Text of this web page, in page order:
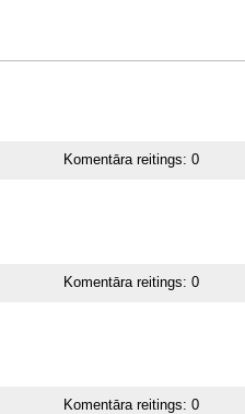
Komentāra reitings:0
Komentāra reitings:0
Komentāra reitings:0